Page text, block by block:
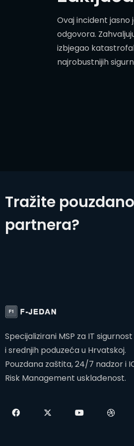
Ovaj incident
odgovora.
izbjegao
najrobustnijih
Tražite
partnera?
Specijalizirani MSP za IT
i srednjih poduzeća u Hrvatskoj.
Pouzdana zaštita, 24/7 nadzor i
Risk Management usklađenost.